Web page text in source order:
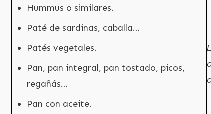
Hummus o similares.
Paté de sardinas, caballa…
Patés vegetales.
Pan, pan integral, pan tostado, picos,
regañás…
Pan con aceite.